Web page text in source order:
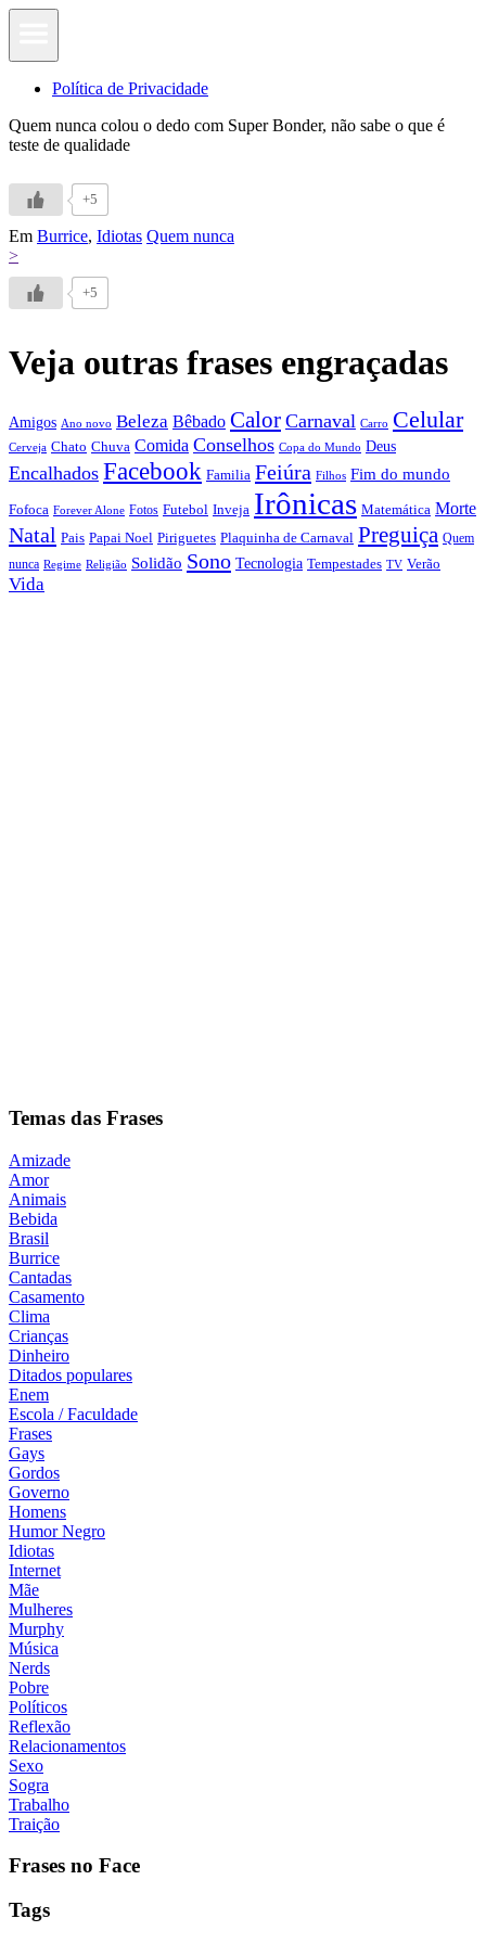
Política de Privacidade
Quem nunca colou o dedo com Super Bonder, não sabe o que é
teste de qualidade
+5
Em Burrice, Idiotas Quem nunca
>
+5
Veja outras frases engraçadas
Amigos Ano novo Beleza Bêbado Calor Carnaval Carro Celular
Cerveja Chato Chuva Comida Conselhos Copa do Mundo Deus
Encalhados Facebook Familia Feiúra Filhos Fim do mundo
Fofoca Forever Alone Fotos Futebol Inveja Irônicas Matemática Morte
Natal Pais Papai Noel Piriguetes Plaquinha de Carnaval Preguiça Quem
nunca Regime Religião Solidão Sono Tecnologia Tempestades TV Verão
Vida
Temas das Frases
Amizade
Amor
Animais
Bebida
Brasil
Burrice
Cantadas
Casamento
Clima
Crianças
Dinheiro
Ditados populares
Enem
Escola / Faculdade
Frases
Gays
Gordos
Governo
Homens
Humor Negro
Idiotas
Internet
Mãe
Mulheres
Murphy
Música
Nerds
Pobre
Políticos
Reflexão
Relacionamentos
Sexo
Sogra
Trabalho
Traição
Frases no Face
Tags